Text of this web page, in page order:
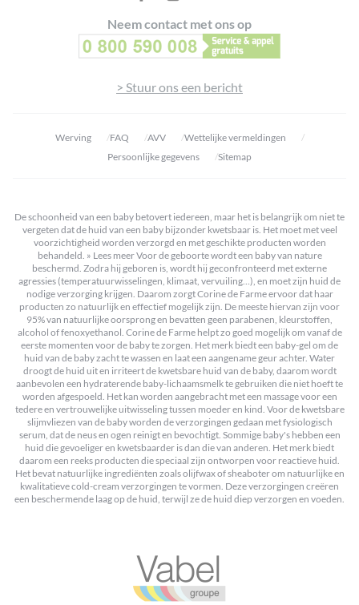
Neem contact met ons op
> Stuur ons een bericht
Werving FAQ AVV
Wettelijke vermeldingen
Persoonlijke gegevens
Sitemap
De schoonheid van een baby betovert iedereen, maar het is belangrijk om niet te
vergeten dat de huid van een baby bijzonder kwetsbaar is. Het moet met veel
voorzichtigheid worden verzorgd en met geschikte producten worden
behandeld. » Lees meer Voor de geboorte wordt een baby van nature
beschermd. Zodra hij geboren is, wordt hij geconfronteerd met externe
agressies (temperatuurwisselingen, klimaat, vervuiling…), en moet zijn huid de
nodige verzorging krijgen. Daarom zorgt Corine de Farme ervoor dat haar
producten zo natuurlijk en effectief mogelijk zijn. De meeste hiervan zijn voor
95% van natuurlijke oorsprong en bevatten geen parabenen, kleurstoffen,
alcohol of fenoxyethanol. Corine de Farme helpt zo goed mogelijk om vanaf de
eerste momenten voor de baby te zorgen. Het merk biedt een baby-gel om de
huid van de baby zacht te wassen en laat een aangename geur achter. Water
droogt de huid uit en irriteert de kwetsbare huid van de baby, daarom wordt
aanbevolen een hydraterende baby-lichaamsmelk te gebruiken die niet hoeft te
worden afgespoeld. Het kan worden aangebracht met een massage voor een
tedere en vertrouwelijke uitwisseling tussen moeder en kind. Voor de kwetsbare
slijmvliezen van de baby worden de verzorgingen gedaan met fysiologisch
serum, dat de neus en ogen reinigt en bevochtigt. Sommige baby's hebben een
huid die gevoeliger en kwetsbaarder is dan die van anderen. Het merk biedt
daarom een reeks producten die speciaal zijn ontworpen voor reactieve huid.
Het bevat natuurlijke ingrediënten zoals olijfwax of sheaboter om natuurlijke en
kwalitatieve cold-cream verzorgingen te vormen. Deze verzorgingen creëren
een beschermende laag op de huid, terwijl ze de huid diep verzorgen en voeden.